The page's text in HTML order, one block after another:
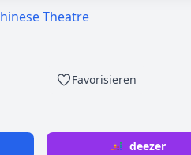
Theatre
Favorisieren
deezer